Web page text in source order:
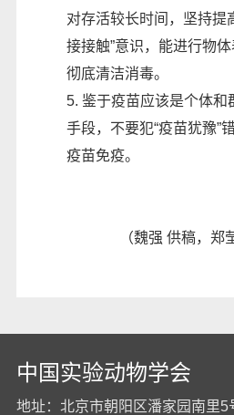
对存活较长时间，坚持提
接接触”意识，能进行物
彻底清洁消毒。
5. 鉴于疫苗应该是个体和
手段，不要犯“疫苗犹豫”
疫苗免疫。
（魏强 供稿，郑
中国实验动物学会
地址：北京市朝阳区潘家园南里5